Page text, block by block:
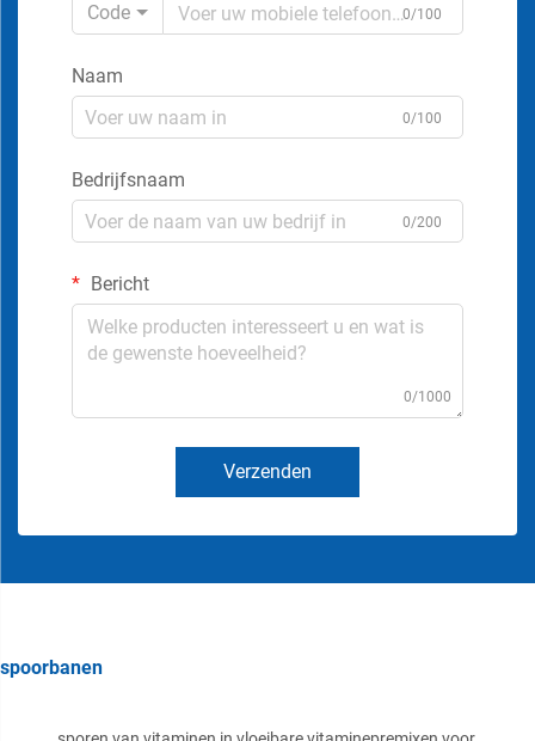
Code
0/100
Naam
0/100
Bedrijfsnaam
0/200
Bericht
0/1000
Verzenden
spoorbanen